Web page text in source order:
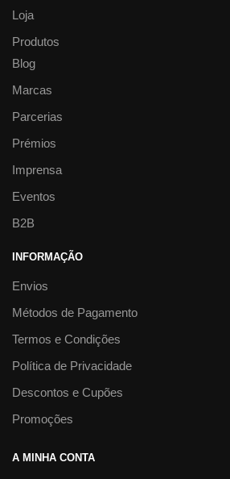
Loja
Produtos
Blog
Marcas
Parcerias
Prémios
Imprensa
Eventos
B2B
INFORMAÇÃO
Envios
Métodos de Pagamento
Termos e Condições
Política de Privacidade
Descontos e Cupões
Promoções
A MINHA CONTA